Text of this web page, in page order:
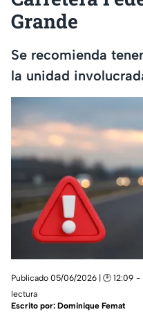
Grande
Se recomienda
la unidad
Publicado 05/06/2026 | 🕑 12:09
lectura
Escrito por: Dominique Femat